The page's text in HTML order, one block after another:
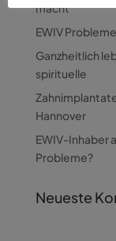
macht
EWIV
Ganzheitlich
spirituelle
Hannover
EWIV-Inhaber
Probleme?
Neueste